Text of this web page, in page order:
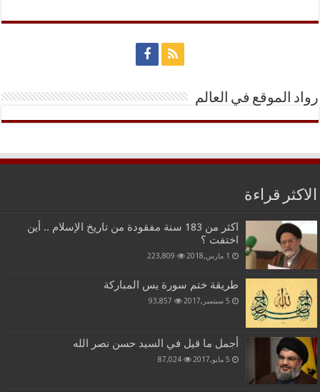
رواد الموقع في العالم
الاكثر قراءة
اكثر من 183 سنة مفقودة من تاريخ الإسلام .. أين
اختفت ؟
1 مارس,2018 223,809
طريقة ختم سورة يس المباركة
5 سبتمبر,2017 93,857
أجمل ما قيل في السيد حسن نصر الله
5 مايو,2017 87,024